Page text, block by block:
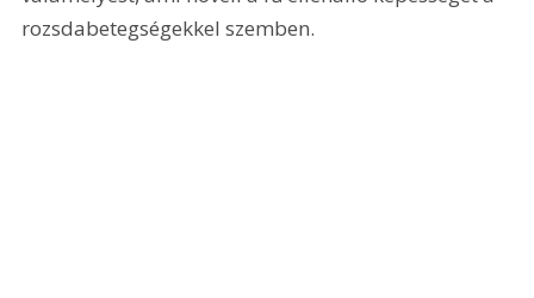
rozsdabetegségekkel szemben.